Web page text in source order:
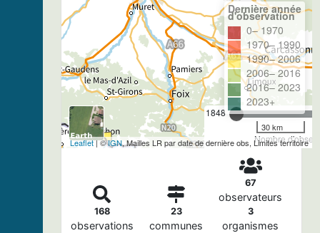
1848
Nombre
Dernière année
d'observation
0– 1970
1970– 1990
1990– 2006
2006– 2016
2016– 2023
2023+
30 km
Leaflet| ©IGN, Mailles LR par date de dernière obs, Limites territoire
168
observations
23
communes
67
observateurs
3
organismes